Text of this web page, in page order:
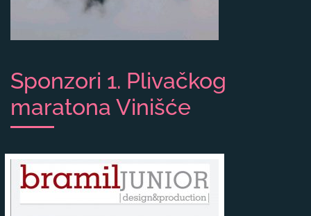
Sponzori 1. Plivačkog
maratona Vinišće